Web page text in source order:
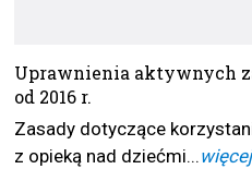
Uprawnienia aktywnych
od 2016 r.
Zasady dotyczące
z opieką nad dziećmi...więcej